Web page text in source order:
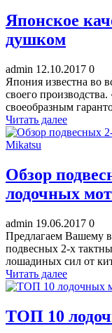
Японское
душком
admin 12.10.2017 0
Япония известна во
своего
своеобразным
Читать далее
Обзор
лодочных
admin 19.06.2017 0
Предлагаем Вашему
подвесных 2-х
лошадиных сил от
Читать далее
ТОП 10